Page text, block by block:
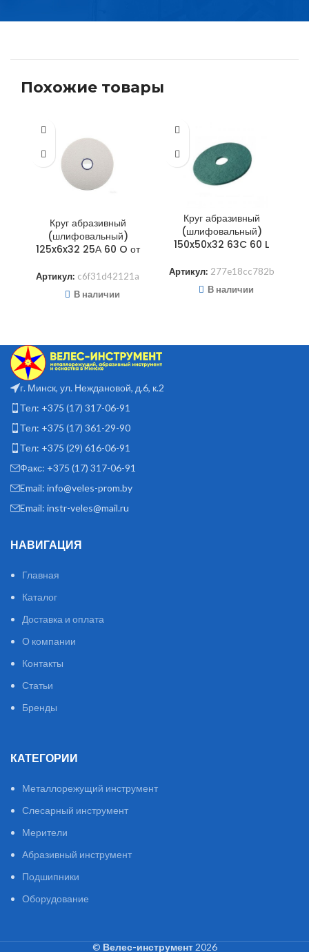
Похожие товары
Круг абразивный
(шлифовальный)
125x6x32 25А 60 O от
Артикул: c6f31d42121a
В наличии
Круг абразивный
(шлифовальный)
150x50x32 63C 60 L
Артикул: 277e18cc782b
В наличии
г. Минск, ул. Неждановой, д.6, к.2
Тел: +375 (17) 317-06-91
Тел: +375 (17) 361-29-90
Тел: +375 (29) 616-06-91
Факс: +375 (17) 317-06-91
Email: info@veles-prom.by
Email: instr-veles@mail.ru
НАВИГАЦИЯ
Главная
Каталог
Доставка и оплата
О компании
Контакты
Статьи
Бренды
КАТЕГОРИИ
Металлорежущий инструмент
Слесарный инструмент
Мерители
Абразивный инструмент
Подшипники
Оборудование
© Велес-инструмент2026